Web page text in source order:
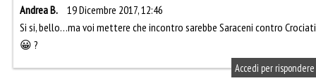
Andrea B.
19 Dicembre 2017, 12:46
Si si, bello…ma voi mettere che incontro sarebbe Saraceni contro Crociati
😀 ?
Accedi per rispondere